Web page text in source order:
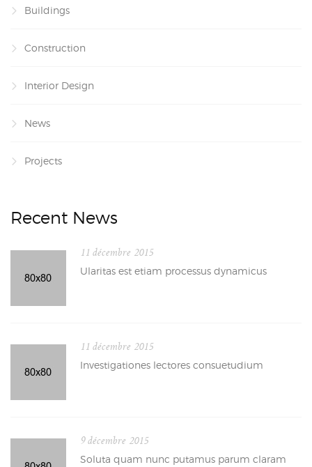
Buildings
Construction
Interior Design
News
Projects
Recent News
11 décembre 2015
Ularitas est etiam processus dynamicus
11 décembre 2015
Investigationes lectores consuetudium
9 décembre 2015
Soluta quam nunc putamus parum claram